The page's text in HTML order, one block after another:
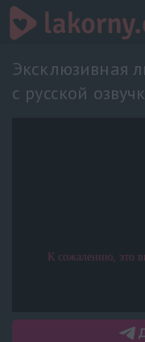
Эксклюзивная
с русской